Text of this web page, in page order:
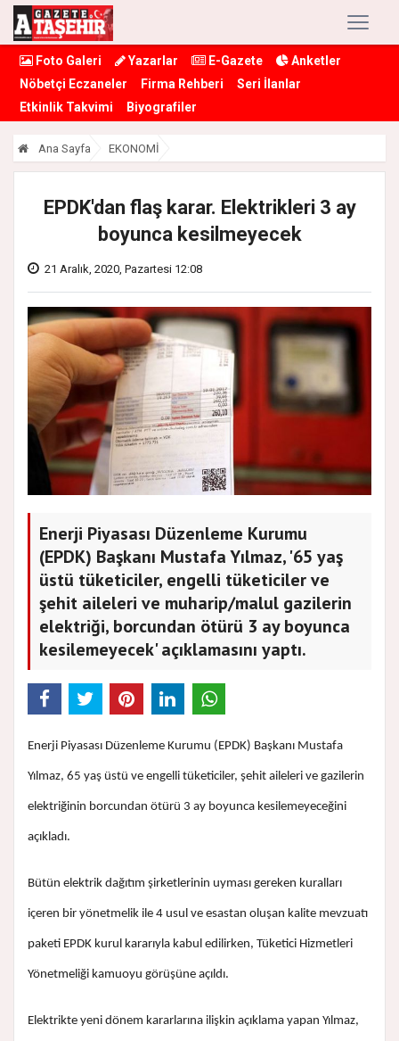
Foto Galeri Yazarlar E-Gazete
Anketler
Nöbetçi Eczaneler
Firma Rehberi
Seri İlanlar
Etkinlik Takvimi
Biyografiler
Ana Sayfa EKONOMİ
EPDK'dan flaş karar. Elektrikleri 3 ay
boyunca kesilmeyecek
21 Aralık, 2020, Pazartesi 12:08
Enerji Piyasası Düzenleme Kurumu
(EPDK) Başkanı Mustafa Yılmaz, '65 yaş
üstü tüketiciler, engelli tüketiciler ve
şehit aileleri ve muharip/malul gazilerin
elektriği, borcundan ötürü 3 ay boyunca
kesilemeyecek' açıklamasını yaptı.
Enerji Piyasası Düzenleme Kurumu (EPDK) Başkanı Mustafa
Yılmaz, 65 yaş üstü ve engelli tüketiciler, şehit aileleri ve gazilerin
elektriğinin borcundan ötürü 3 ay boyunca kesilemeyeceğini
açıkladı.
Bütün elektrik dağıtım şirketlerinin uyması gereken kuralları
içeren bir yönetmelik ile 4 usul ve esastan oluşan kalite mevzuatı
paketi EPDK kurul kararıyla kabul edilirken, Tüketici Hizmetleri
Yönetmeliği kamuoyu görüşüne açıldı.
Elektrikte yeni dönem kararlarına ilişkin açıklama yapan Yılmaz,